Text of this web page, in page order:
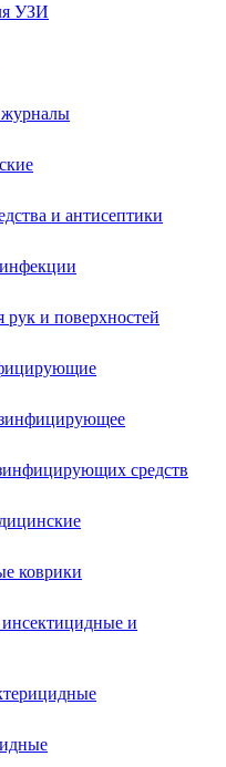
УЗИ
и антисептики
рук и поверхностей
средств
коврики
и